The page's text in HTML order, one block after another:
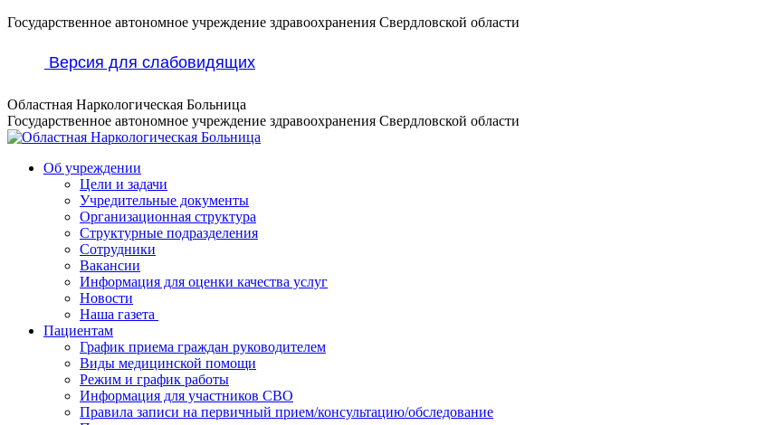
Перейти
содержанию
Государственное автономное учреждение здравоохранения Свердловской области
Версия для слабовидящих
Областная Наркологическая Больница
Государственное автономное учреждение здравоохранения Свердловской области
Об учреждении
Цели и задачи
Учредительные документы
Организационная структура
Структурные подразделения
Сотрудники
Вакансии
Информация для оценки качества услуг
Новости
​​Наша газета
Пациентам
График приема граждан руководителем
Виды медицинской помощи
Режим и график работы
Информация для участников СВО
Правила записи на первичный прием/консультацию/обследование